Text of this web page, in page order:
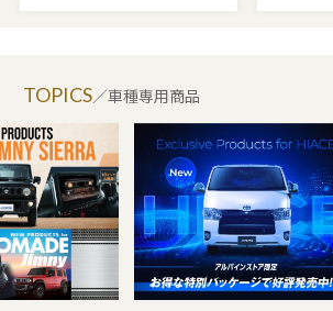
／車種専用商品